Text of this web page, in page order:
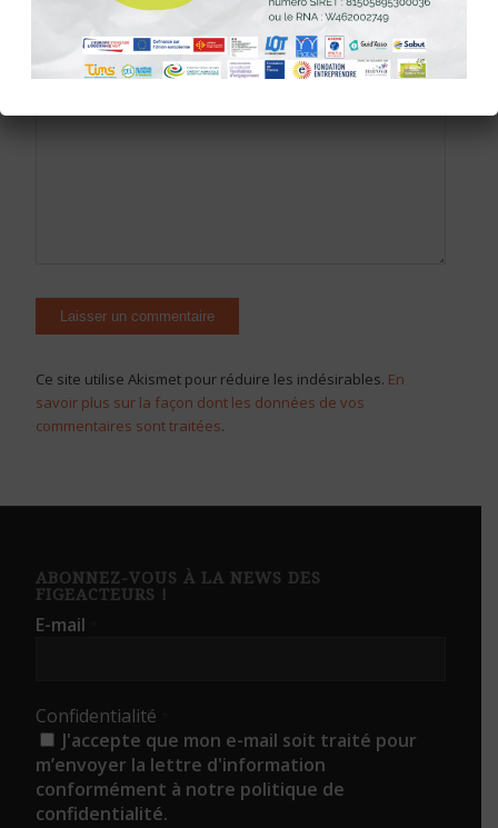
Site web
Ce site utilise Akismet pour réduire les indésirables. En
savoir plus sur la façon dont les données de vos
commentaires sont traitées.
ABONNEZ-VOUS À LA NEWS DES
FIGEACTEURS !
E-mail
Confidentialité
J'accepte que mon e-mail soit traité pour
m’envoyer la lettre d'information
conformément à notre politique de
confidentialité.